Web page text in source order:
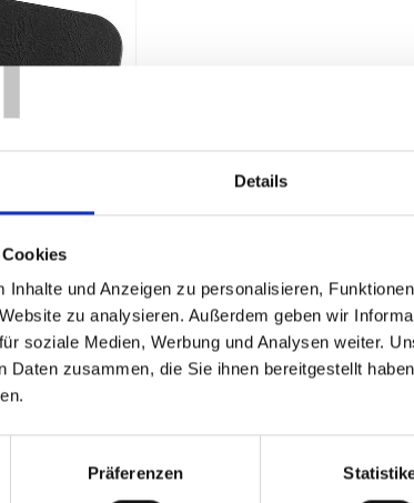
Details
Inhalte und Anzeigen zu personalisieren,
zu analysieren. Außerdem geben wir
soziale Medien, Werbung und Analysen weiter.
Daten zusammen, die Sie ihnen bereitgestellt
Präferenzen